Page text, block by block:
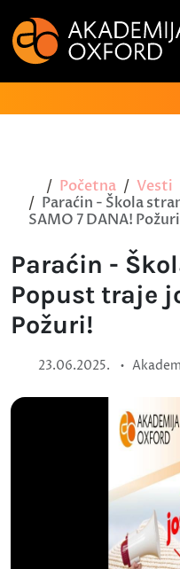
Početna
Vesti
Paraćin - Škola
SAMO 7 DANA!
Paraćin -
Popust traje
Požuri!
23.06.2025. •